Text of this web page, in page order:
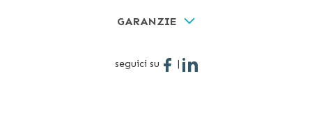
GARANZIE
seguici su |